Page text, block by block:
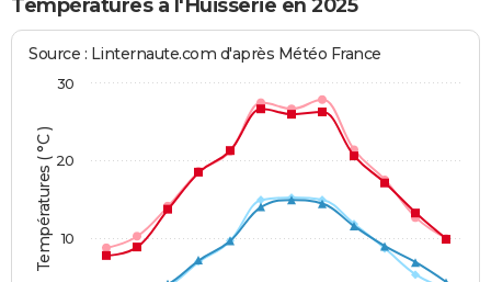
Températures à l'Huisserie en 2025
Températures ( °C )
Source : Linternaute.com d'après Météo France
10
20
30